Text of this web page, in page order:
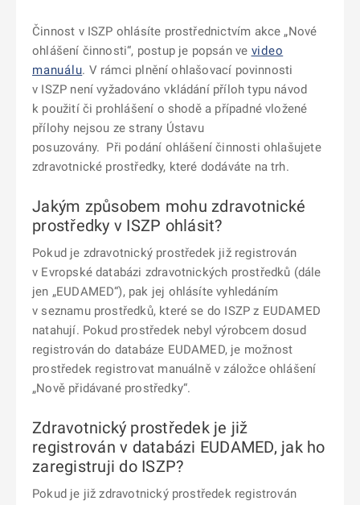
Činnost v ISZP ohlásíte prostřednictvím akce „Nové
ohlášení činnosti“, postup je popsán ve video
manuálu. V rámci plnění ohlašovací povinnosti
v ISZP není vyžadováno vkládání příloh typu návod
k použití či prohlášení o shodě a případné vložené
přílohy nejsou ze strany Ústavu
posuzovány. Při podání ohlášení činnosti ohlašujete
zdravotnické prostředky, které dodáváte na trh.
Jakým způsobem mohu zdravotnické
prostředky v ISZP ohlásit?
Pokud je zdravotnický prostředek již registrován
v Evropské databázi zdravotnických prostředků (dále
jen „EUDAMED“), pak jej ohlásíte vyhledáním
v seznamu prostředků, které se do ISZP z EUDAMED
natahují. Pokud prostředek nebyl výrobcem dosud
registrován do databáze EUDAMED, je možnost
prostředek registrovat manuálně v záložce ohlášení
„Nově přidávané prostředky“.
Zdravotnický prostředek je již
registrován v databázi EUDAMED, jak ho
zaregistruji do ISZP?
Pokud je již zdravotnický prostředek registrován